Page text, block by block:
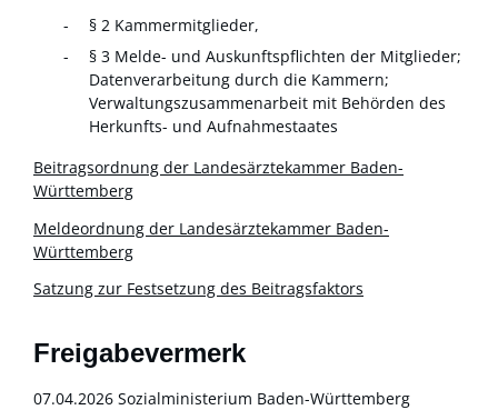
§ 2 Kammermitglieder,
§ 3 Melde- und Auskunftspflichten der Mitglieder;
Datenverarbeitung durch die Kammern;
Verwaltungszusammenarbeit mit Behörden des
Herkunfts- und Aufnahmestaates
Beitragsordnung der Landesärztekammer Baden-
Württemberg
Meldeordnung der Landesärztekammer Baden-
Württemberg
Satzung zur Festsetzung des Beitragsfaktors
Freigabevermerk
07.04.2026 Sozialministerium Baden-Württemberg